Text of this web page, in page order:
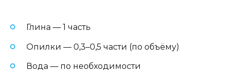
Глина — 1 часть
Опилки — 0,3–0,5 части (по объёму)
Вода — по необходимости